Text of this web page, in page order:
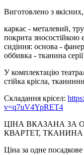
Виготовлено з
каркас - металевий,
покрита зносостійкою
сидіння: основа -
оббивка - тканина
У комплектацію
стійка крісла,
Складання крісел:
v=q7uV4YpRET4
ЦІНА ВКАЗАНА ЗА
КВАРТЕТ,
Ціна за одне